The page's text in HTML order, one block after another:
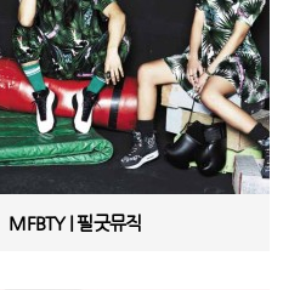
MFBTY | 필굿뮤직